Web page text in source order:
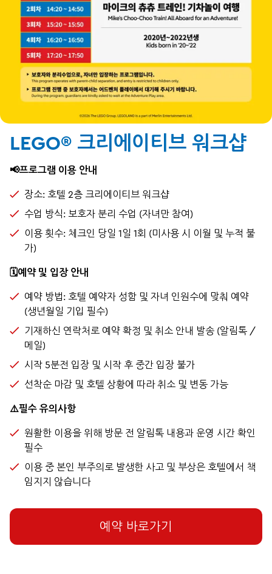
LEGO® 크리에이티브 워크샵
📢프로그램 이용 안내
장소: 호텔 2층 크리에이티브 워크샵
수업 방식: 보호자 분리 수업 (자녀만 참여)
이용 횟수: 체크인 당일 1일 1회 (미사용 시 이월 및 누적 불
가)
🗓️예약 및 입장 안내
예약 방법: 호텔 예약자 성함 및 자녀 인원수에 맞춰 예약
(생년월일 기입 필수)
기재하신 연락처로 예약 확정 및 취소 안내 발송 (알림톡 /
메일)
시작 5분전 입장 및 시작 후 중간 입장 불가
선착순 마감 및 호텔 상황에 따라 취소 및 변동 가능
⚠️필수 유의사항
원활한 이용을 위해 방문 전 알림톡 내용과 운영 시간 확인
필수
이용 중 본인 부주의로 발생한 사고 및 부상은 호텔에서 책
임지지 않습니다
예약 바로가기